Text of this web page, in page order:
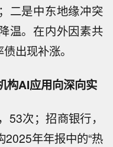
二是中东地缘冲突
温。在内外因素共
出现补涨。
构AI应用向深向实
53次；招商银行，
年年报中的“热